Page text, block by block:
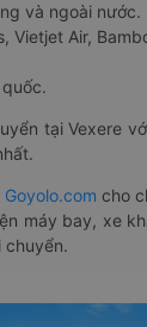
và ngoài nước.
Air,
tại Vexere
Goyolo.com cho
máy bay, xe
chuyển.